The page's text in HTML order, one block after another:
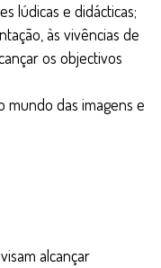
lúdicas e didácticas;
às vivências de
os objectivos
mundo das imagens e
alcançar